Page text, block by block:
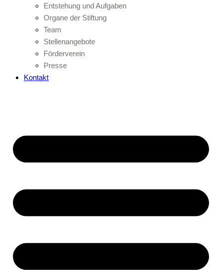
Entstehung und Aufgaben
Organe der Stiftung
Team
Stellenangebote
Förderverein
Presse
Kontakt